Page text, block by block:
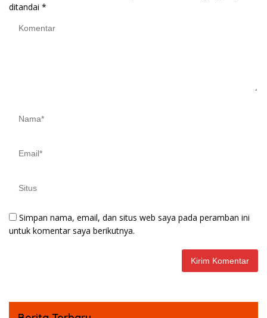
ditandai *
Simpan nama, email, dan situs web saya pada peramban ini
untuk komentar saya berikutnya.